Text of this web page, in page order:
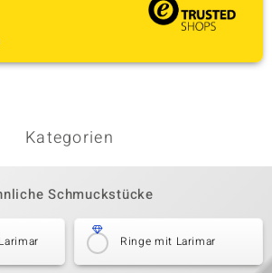
Kategorien
Schmuckstücke
Ringe mit Larimar